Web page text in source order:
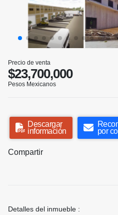
Precio de venta
$23,700,000
Pesos Mexicanos
Descargar
información
por
Compartir
Detalles del inmueble :